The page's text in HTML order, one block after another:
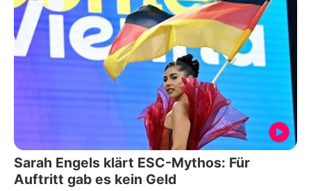
Sarah Engels klärt ESC-Mythos: Für
Auftritt gab es kein Geld